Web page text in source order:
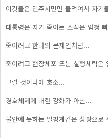
이것들은 민주시민만 들먹여서 자기
대통령은 자기 죽이는 소식은 엄청
죽이려고 한다의 문재인처럼...
죽이려고 현장체포 또는 실행세력은
그럴 것이다에 호소...
경호체제에 대한 강화가 아닌...
불안에 못하는 일핑계같은 상황으로